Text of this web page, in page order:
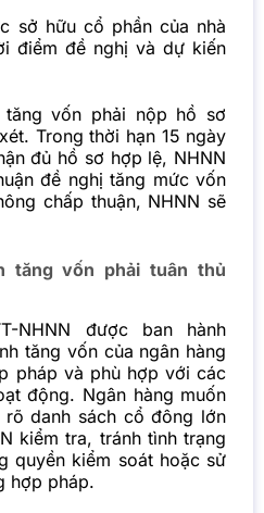
sở hữu cổ phần của nhà
điểm đề nghị và dự kiến
tăng vốn phải nộp hồ sơ
Trong thời hạn 15 ngày
đủ hồ sơ hợp lệ, NHNN
đề nghị tăng mức vốn
chấp thuận, NHNN sẽ
tăng vốn phải tuân thủ
NHNN được ban hành
tăng vốn của ngân hàng
pháp và phù hợp với các
động. Ngân hàng muốn
danh sách cổ đông lớn
kiểm tra, tránh tình trạng
quyền kiểm soát hoặc sử
hợp pháp.